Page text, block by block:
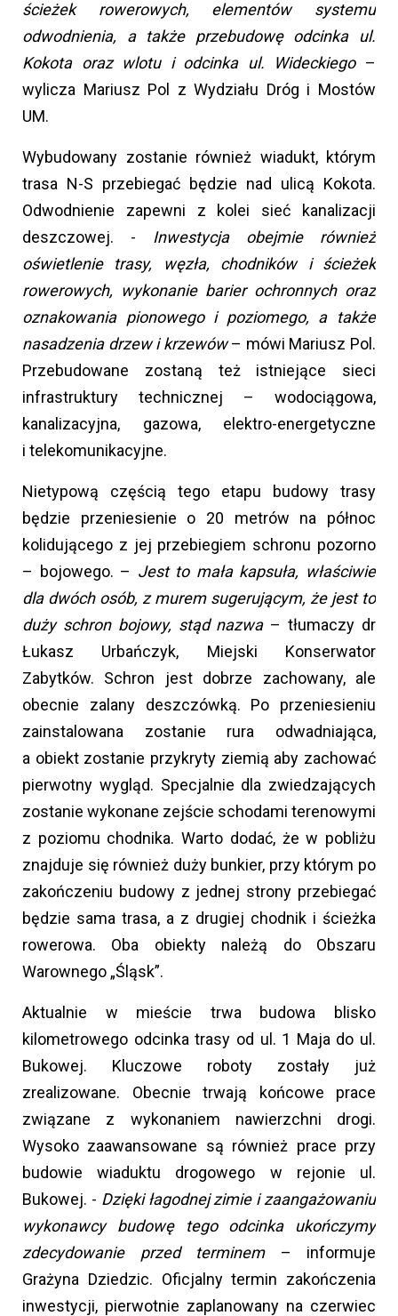
ścieżek rowerowych, elementów systemu
odwodnienia, a także przebudowę odcinka ul.
Kokota oraz wlotu i odcinka ul. Wideckiego–
wylicza Mariusz Pol z Wydziału Dróg i Mostów
UM.
Wybudowany zostanie również wiadukt, którym
trasa N-S przebiegać będzie nad ulicą Kokota.
Odwodnienie zapewni z kolei sieć kanalizacji
deszczowej. - Inwestycja obejmie również
oświetlenie trasy, węzła, chodników i ścieżek
rowerowych, wykonanie barier ochronnych oraz
oznakowania pionowego i poziomego, a także
nasadzenia drzew i krzewów– mówi Mariusz Pol.
Przebudowane zostaną też istniejące sieci
infrastruktury technicznej – wodociągowa,
kanalizacyjna, gazowa, elektro-energetyczne
i telekomunikacyjne.
Nietypową częścią tego etapu budowy trasy
będzie przeniesienie o 20 metrów na północ
kolidującego z jej przebiegiem schronu pozorno
– bojowego. – Jest to mała kapsuła, właściwie
dla dwóch osób, z murem sugerującym, że jest to
duży schron bojowy, stąd nazwa– tłumaczy dr
Łukasz Urbańczyk, Miejski Konserwator
Zabytków. Schron jest dobrze zachowany, ale
obecnie zalany deszczówką. Po przeniesieniu
zainstalowana zostanie rura odwadniająca,
a obiekt zostanie przykryty ziemią aby zachować
pierwotny wygląd. Specjalnie dla zwiedzających
zostanie wykonane zejście schodami terenowymi
z poziomu chodnika. Warto dodać, że w pobliżu
znajduje się również duży bunkier, przy którym po
zakończeniu budowy z jednej strony przebiegać
będzie sama trasa, a z drugiej chodnik i ścieżka
rowerowa. Oba obiekty należą do Obszaru
Warownego „Śląsk”.
Aktualnie w mieście trwa budowa blisko
kilometrowego odcinka trasy od ul. 1 Maja do ul.
Bukowej. Kluczowe roboty zostały już
zrealizowane. Obecnie trwają końcowe prace
związane z wykonaniem nawierzchni drogi.
Wysoko zaawansowane są również prace przy
budowie wiaduktu drogowego w rejonie ul.
Bukowej. - Dzięki łagodnej zimie i zaangażowaniu
wykonawcy budowę tego odcinka ukończymy
zdecydowanie przed terminem– informuje
Grażyna Dziedzic. Oficjalny termin zakończenia
inwestycji, pierwotnie zaplanowany na czerwiec